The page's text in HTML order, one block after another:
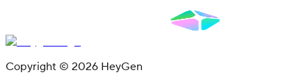
Copyright © 2026 HeyGen